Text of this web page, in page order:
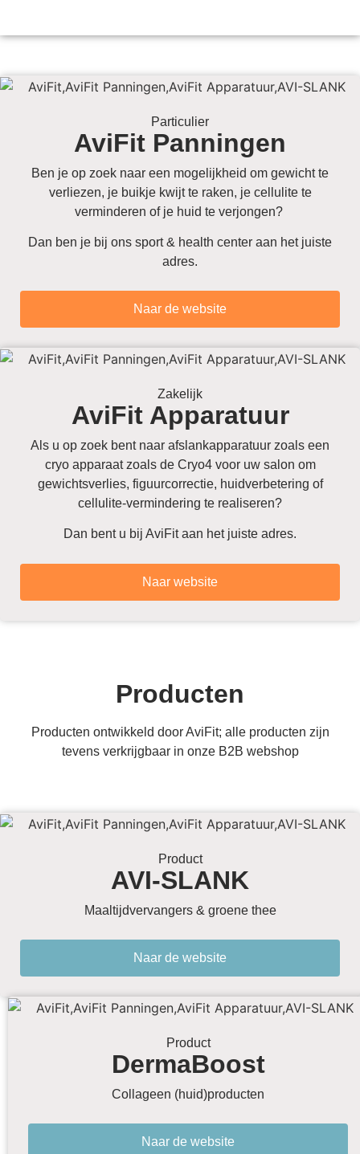
Particulier
AviFit Panningen
Ben je op zoek naar een mogelijkheid om gewicht te
verliezen, je buikje kwijt te raken, je cellulite te
verminderen of je huid te verjongen?
Dan ben je bij ons sport & health center aan het juiste
adres.
Naar de website
Zakelijk
AviFit Apparatuur
Als u op zoek bent naar afslankapparatuur zoals een
cryo apparaat zoals de Cryo4 voor uw salon om
gewichtsverlies, figuurcorrectie, huidverbetering of
cellulite-vermindering te realiseren?
Dan bent u bij AviFit aan het juiste adres.
Naar website
Producten
Producten ontwikkeld door AviFit; alle producten zijn
tevens verkrijgbaar in onze B2B webshop
Product
AVI-SLANK
Maaltijdvervangers & groene thee
Naar de website
Product
DermaBoost
Collageen (huid)producten
Naar de website